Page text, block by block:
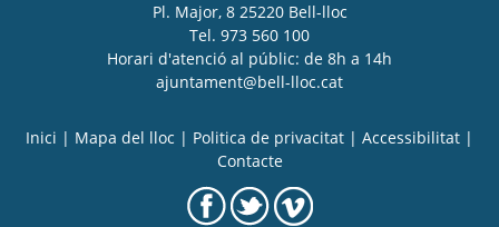
Pl. Major, 8 25220 Bell-lloc
Tel. 973 560 100
Horari d'atenció al públic: de 8h a 14h
ajuntament@bell-lloc.cat
Inici | Mapa del lloc | Politica de privacitat | Accessibilitat |
Contacte